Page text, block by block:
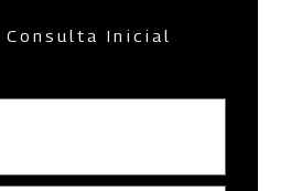
Consulta Inicial